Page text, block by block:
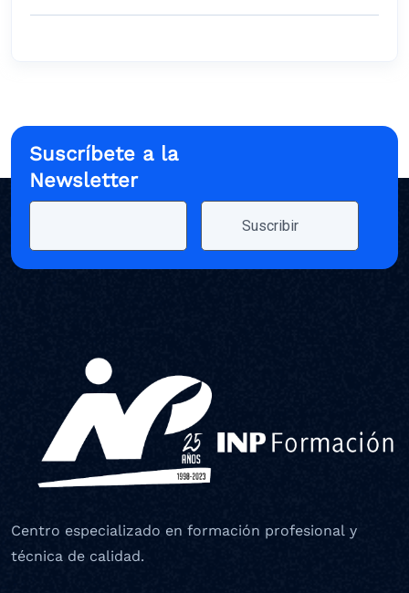
Suscríbete a la
Newsletter
Centro especializado en formación profesional y
técnica de calidad.